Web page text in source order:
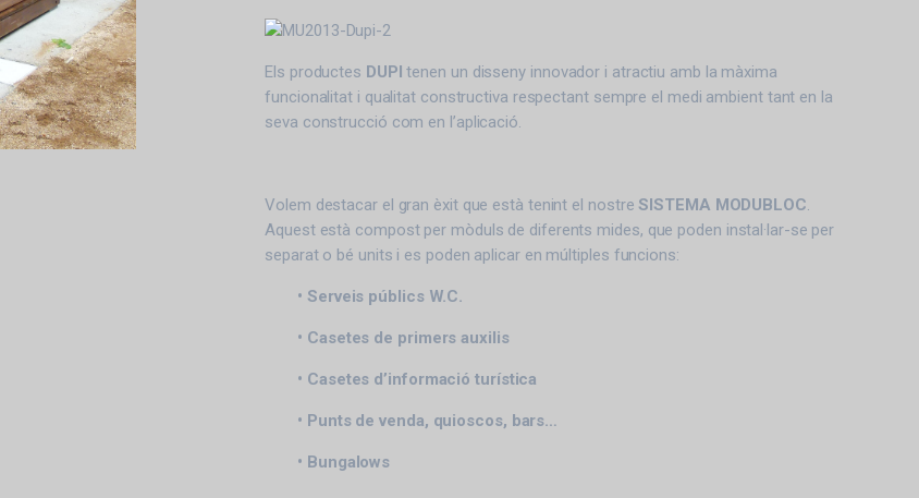
Els productes DUPI tenen un disseny innovador i atractiu amb la màxima
funcionalitat i qualitat constructiva respectant sempre el medi ambient tant en la
seva construcció com en l’aplicació.
Volem destacar el gran èxit que està tenint el nostre SISTEMA MODUBLOC.
Aquest està compost per mòduls de diferents mides, que poden instal·lar-se per
separat o bé units i es poden aplicar en múltiples funcions:
• Serveis públics W.C.
• Casetes de primers auxilis
• Casetes d’informació turística
• Punts de venda, quioscos, bars…
• Bungalows